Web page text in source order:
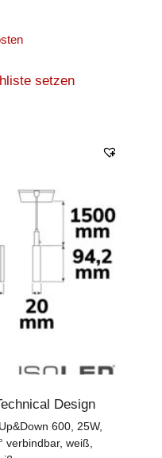
setzen
Design
600, 25W,
verbindbar, weiß,